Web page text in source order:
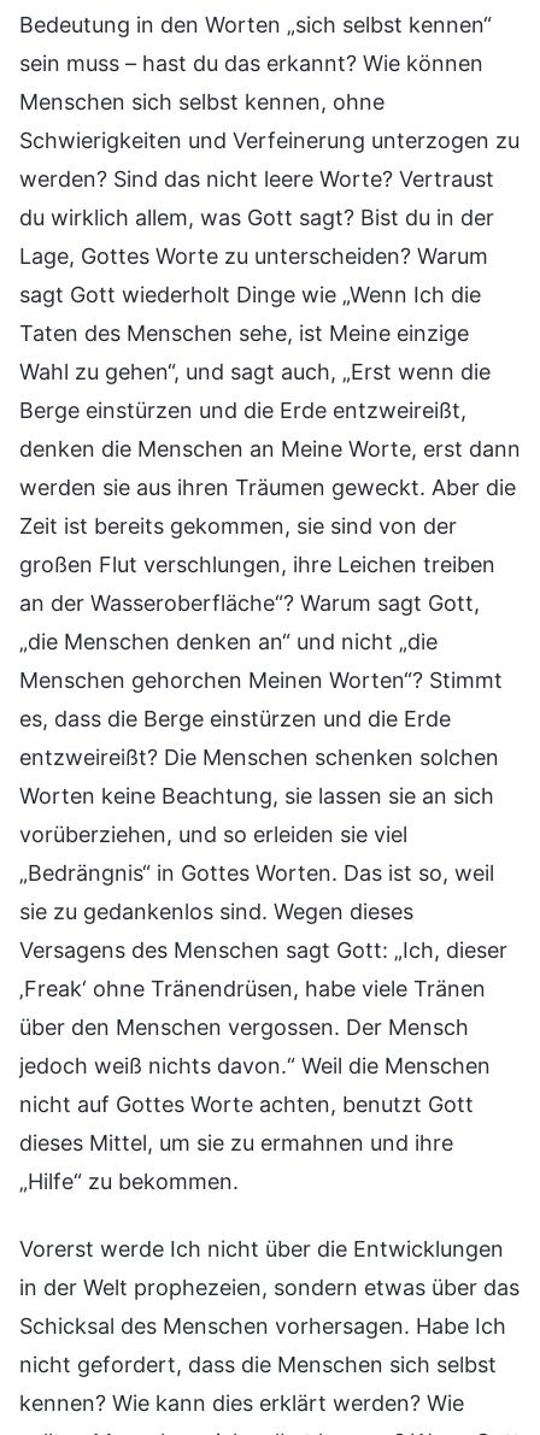
Bedeutung in den Worten „sich selbst kennen“
sein muss – hast du das erkannt? Wie können
Menschen sich selbst kennen, ohne
Schwierigkeiten und Verfeinerung unterzogen zu
werden? Sind das nicht leere Worte? Vertraust
du wirklich allem, was Gott sagt? Bist du in der
Lage, Gottes Worte zu unterscheiden? Warum
sagt Gott wiederholt Dinge wie „Wenn Ich die
Taten des Menschen sehe, ist Meine einzige
Wahl zu gehen“, und sagt auch, „Erst wenn die
Berge einstürzen und die Erde entzweireißt,
denken die Menschen an Meine Worte, erst dann
werden sie aus ihren Träumen geweckt. Aber die
Zeit ist bereits gekommen, sie sind von der
großen Flut verschlungen, ihre Leichen treiben
an der Wasseroberfläche“? Warum sagt Gott,
„die Menschen denken an“ und nicht „die
Menschen gehorchen Meinen Worten“? Stimmt
es, dass die Berge einstürzen und die Erde
entzweireißt? Die Menschen schenken solchen
Worten keine Beachtung, sie lassen sie an sich
vorüberziehen, und so erleiden sie viel
„Bedrängnis“ in Gottes Worten. Das ist so, weil
sie zu gedankenlos sind. Wegen dieses
Versagens des Menschen sagt Gott: „Ich, dieser
‚Freak‘ ohne Tränendrüsen, habe viele Tränen
über den Menschen vergossen. Der Mensch
jedoch weiß nichts davon.“ Weil die Menschen
nicht auf Gottes Worte achten, benutzt Gott
dieses Mittel, um sie zu ermahnen und ihre
„Hilfe“ zu bekommen.
Vorerst werde Ich nicht über die Entwicklungen
in der Welt prophezeien, sondern etwas über das
Schicksal des Menschen vorhersagen. Habe Ich
nicht gefordert, dass die Menschen sich selbst
kennen? Wie kann dies erklärt werden? Wie